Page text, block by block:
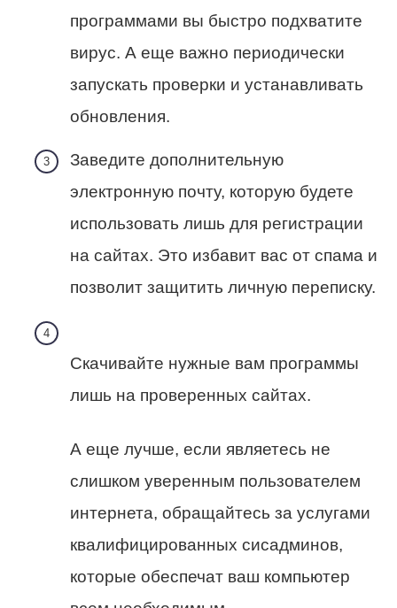
программами вы быстро подхватите
вирус. А еще важно периодически
запускать проверки и устанавливать
обновления.
Заведите дополнительную
электронную почту, которую будете
использовать лишь для регистрации
на сайтах. Это избавит вас от спама и
позволит защитить личную переписку.
Скачивайте нужные вам программы
лишь на проверенных сайтах.
А еще лучше, если являетесь не
слишком уверенным пользователем
интернета, обращайтесь за услугами
квалифицированных сисадминов,
которые обеспечат ваш компьютер